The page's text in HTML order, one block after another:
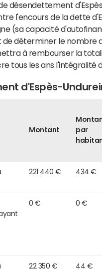
désendettement
l'encours de la dette
(sa capacité
déterminer le nombre
à rembourser la
tous les ans l'intégralité
d'Espès-
Montant
par
221 440 € 434 €
0 € 0 €
22 350 € 44 €